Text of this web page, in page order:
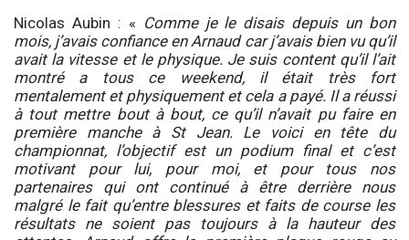
Nicolas Aubin : « Comme je le disais depuis un bon
mois, j’avais confiance en Arnaud car j’avais bien vu qu’il
avait la vitesse et le physique. Je suis content qu’il l’ait
montré a tous ce weekend, il était très fort
mentalement et physiquement et cela a payé. Il a réussi
à tout mettre bout à bout, ce qu’il n’avait pu faire en
première manche à St Jean. Le voici en tête du
championnat, l’objectif est un podium final et c’est
motivant pour lui, pour moi, et pour tous nos
partenaires qui ont continué à être derrière nous
malgré le fait qu’entre blessures et faits de course les
résultats ne soient pas toujours à la hauteur des